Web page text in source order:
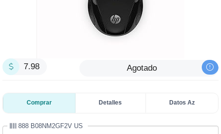
7.98 Agotado
Comprar Detalles Datos Az
888 B08NM2GF2V US